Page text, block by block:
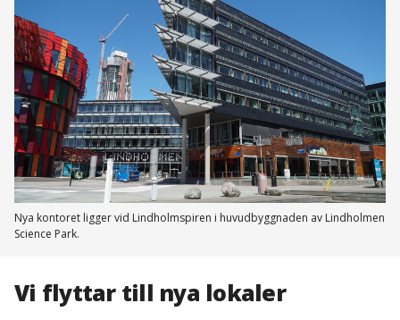
Nya kontoret ligger vid Lindholmspiren i huvudbyggnaden av Lindholmen
Science Park.
Vi flyttar till nya lokaler